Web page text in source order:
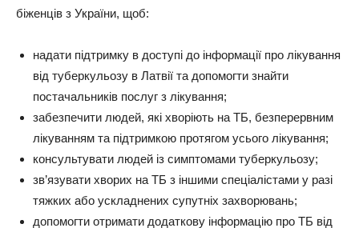
біженців з України, щоб:
надати підтримку в доступі до інформації про лікування
від туберкульозу в Латвії та допомогти знайти
постачальників послуг з лікування;
забезпечити людей, які хворіють на ТБ, безперервним
лікуванням та підтримкою протягом усього лікування;
консультувати людей із симптомами туберкульозу;
зв’язувати хворих на ТБ з іншими спеціалістами у разі
тяжких або ускладнених супутніх захворювань;
допомогти отримати додаткову інформацію про ТБ від